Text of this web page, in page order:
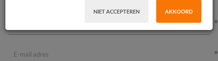
NIET ACCEPTEREN AKKOORD